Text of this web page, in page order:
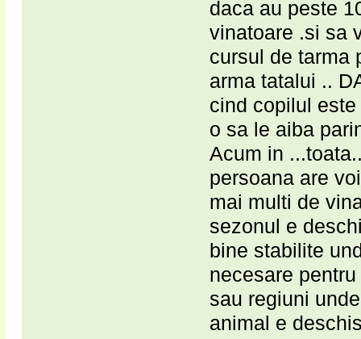
daca au peste
vinatoare .si sa
cursul de tarma
arma tatalui ..
cind copilul
o sa le aiba
Acum in
persoana are
mai multi de
sezonul e
bine stabilite
necesare
sau regiuni
animal e